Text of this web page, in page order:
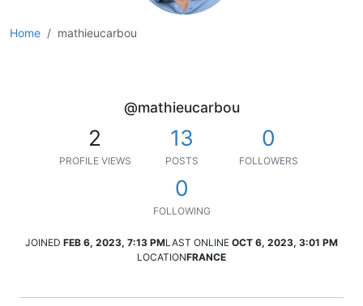
Home mathieucarbou
@mathieucarbou
2
PROFILE VIEWS
13
POSTS
0
FOLLOWERS
0
FOLLOWING
JOINED FEB 6, 2023, 7:13 PMLAST ONLINE OCT 6, 2023, 3:01 PM
LOCATIONFRANCE